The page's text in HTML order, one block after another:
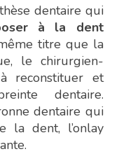
dentaire qui
à la dent
titre que la
le chirurgien-
reconstituer et
dentaire.
dentaire qui
la dent, l’onlay